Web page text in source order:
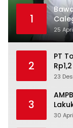
1
25
2
PT
23
3
30